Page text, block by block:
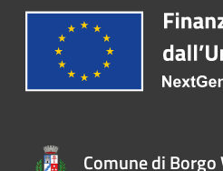
Comune di